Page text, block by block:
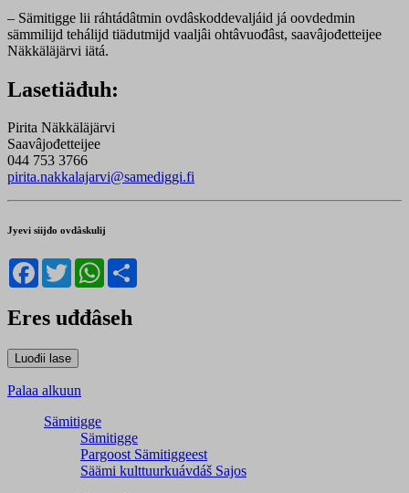
– Sämitigge lii ráhtádâtmin ovdâskoddevaljáid já oovdedmin
sämmilijd tehálijd tiädutmijd vaaljâi ohtâvuođâst, saavâjođetteijee
Näkkäläjärvi iätá.
Lasetiäđuh:
Pirita Näkkäläjärvi
Saavâjođetteijee
044 753 3766
pirita.nakkalajarvi@samediggi.fi
Jyevi siijđo ovdâskulij
Facebook
TwitterWhatsApp
Eres uđđâseh
Palaa alkuun
Sämitigge
Sämitigge
Pargoost Sämitiggeest
Säämi kulttuurkuávdáš Sajos